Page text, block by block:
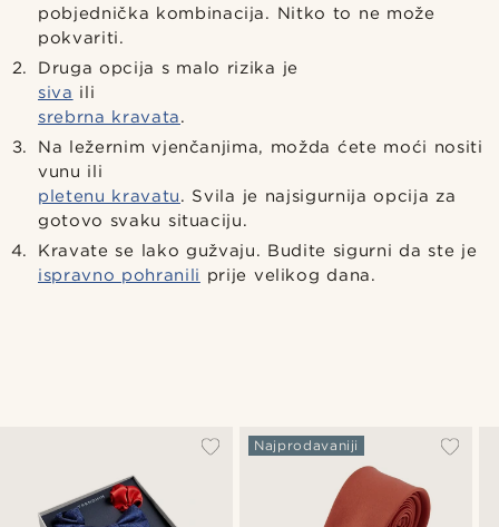
pobjednička kombinacija. Nitko to ne može
pokvariti.
Druga opcija s malo rizika je
siva ili
srebrna kravata.
Na ležernim vjenčanjima, možda ćete moći nositi
vunu ili
pletenu kravatu. Svila je najsigurnija opcija za
gotovo svaku situaciju.
Kravate se lako gužvaju. Budite sigurni da ste je
ispravno pohranili prije velikog dana.
Najprodavaniji